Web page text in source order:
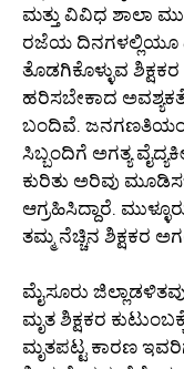
ಮತ್ತು ವಿವಿಧ ಶಾಲಾ
ರಜೆಯ ದಿನಗಳಲ್ಲಿಯೂ
ತೊಡಗಿಕೊಳ್ಳುವ
ಹರಿಸಬೇಕಾದ
ಬಂದಿವೆ.
ಸಿಬ್ಬಂದಿಗೆ ಅಗತ್ಯ
ಕುರಿತು ಅರಿವು
ಆಗ್ರಹಿಸಿದ್ದಾರೆ.
ತಮ್ಮ ನೆಚ್ಚಿನ ಶಿಕ್ಷಕರ
ಮೈಸೂರು
ಮೃತ ಶಿಕ್ಷಕರ
ಮೃತಪಟ್ಟ ಕಾರಣ